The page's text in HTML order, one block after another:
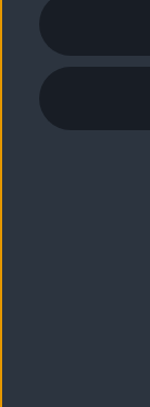
acquisto.